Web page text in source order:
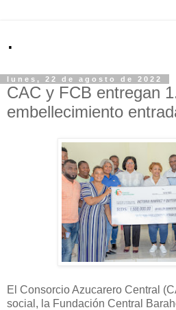
.
lunes, 22 de agosto de 2022
CAC y FCB entregan
embellecimiento
El Consorcio Azucarero Central
social, la Fundación Central